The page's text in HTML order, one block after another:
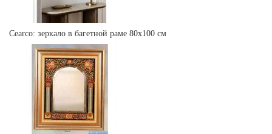
Cearco: зеркало в багетной раме 80х100 см